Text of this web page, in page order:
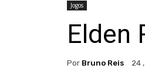
Jogos
Elden
Por Bruno Reis 24